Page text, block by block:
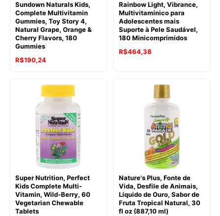
Sundown Naturals Kids,
Complete Multivitamin
Gummies, Toy Story 4,
Natural Grape, Orange &
Cherry Flavors, 180
Gummies
R$190,24
Rainbow Light, Vibrance,
Multivitamínico para
Adolescentes mais
Suporte à Pele Saudável,
180 Minicomprimidos
R$464,38
Super Nutrition, Perfect
Kids Complete Multi-
Vitamin, Wild-Berry, 60
Vegetarian Chewable
Tablets
Nature's Plus, Fonte de
Vida, Desfile de Animais,
Líquido de Ouro, Sabor de
Fruta Tropical Natural, 30
fl oz (887,10 ml)